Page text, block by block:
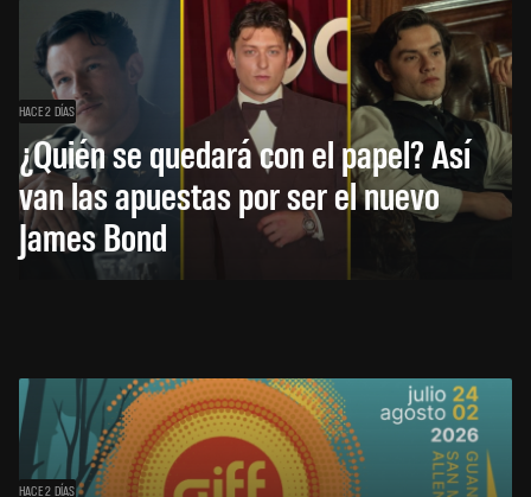
HACE 2 DÍAS
¿Quién se quedará con el papel? Así
van las apuestas por ser el nuevo
James Bond
HACE 2 DÍAS